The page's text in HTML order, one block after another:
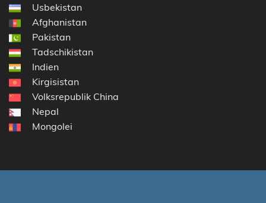
Usbekistan
Afghanistan
Pakistan
Tadschikistan
Indien
Kirgisistan
Volksrepublik China
Nepal
Mongolei